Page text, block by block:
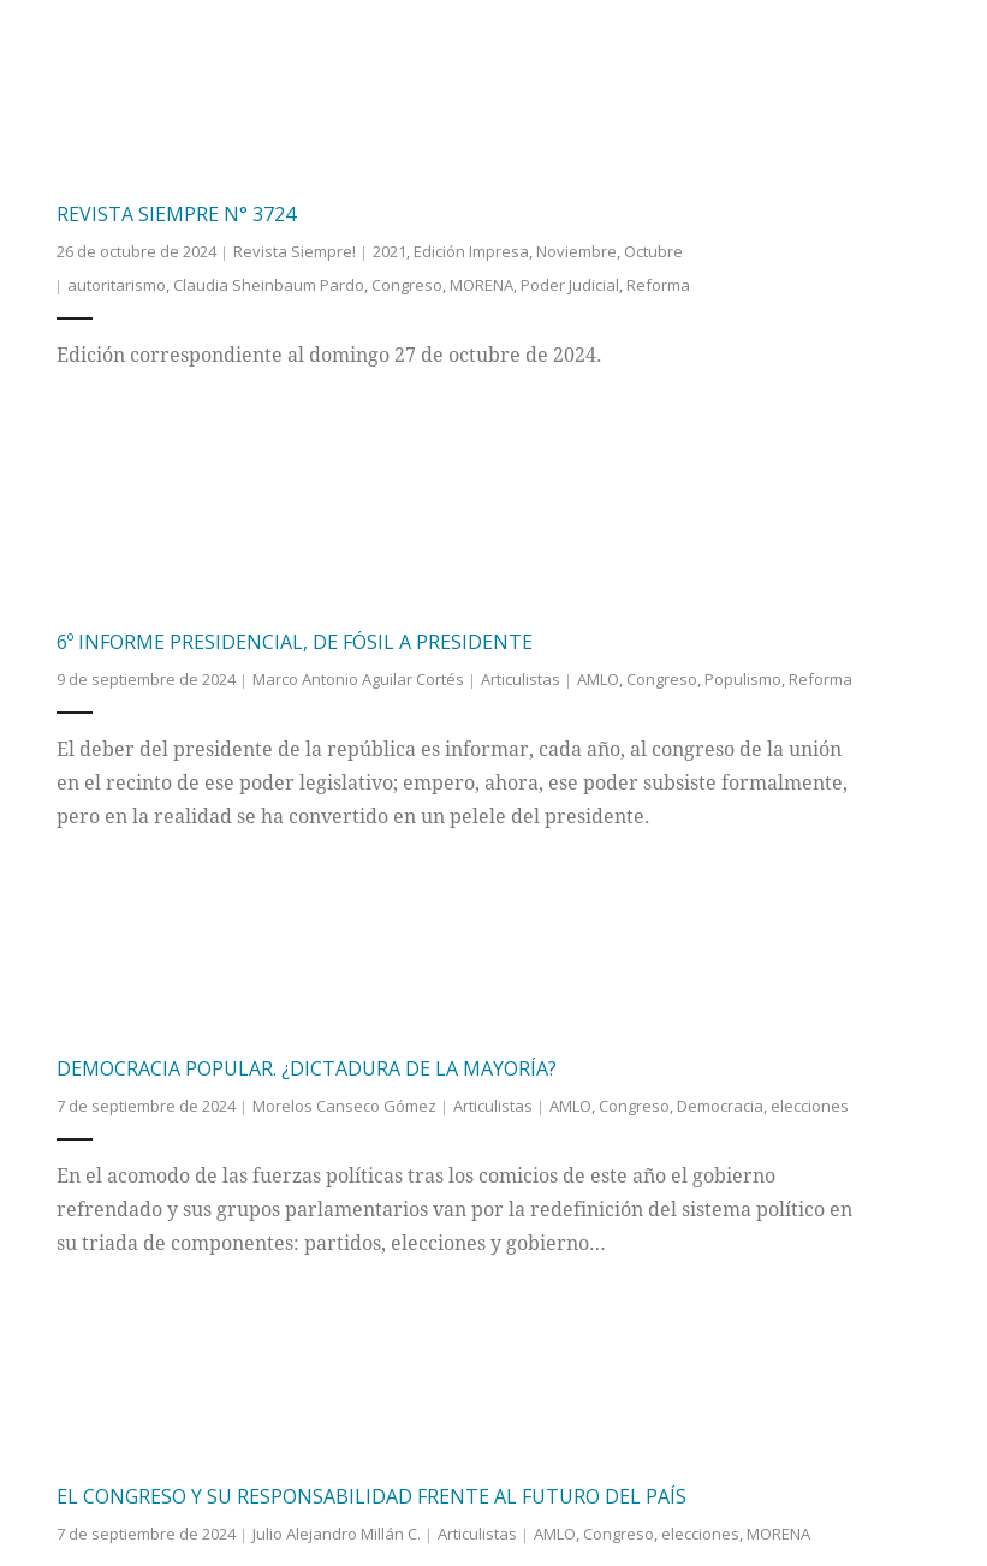
REVISTA SIEMPRE N° 3724
26 de octubre de 2024 Revista Siempre! 2021, Edición Impresa, Noviembre, Octubre
autoritarismo, Claudia Sheinbaum Pardo, Congreso, MORENA, Poder Judicial, Reforma
Edición correspondiente al domingo 27 de octubre de 2024.
6º INFORME PRESIDENCIAL, DE FÓSIL A PRESIDENTE
9 de septiembre de 2024 Marco Antonio Aguilar Cortés Articulistas AMLO, Congreso, Populismo, Reforma
El deber del presidente de la república es informar, cada año, al congreso de la unión
en el recinto de ese poder legislativo; empero, ahora, ese poder subsiste formalmente,
pero en la realidad se ha convertido en un pelele del presidente.
DEMOCRACIA POPULAR. ¿DICTADURA DE LA MAYORÍA?
7 de septiembre de 2024 Morelos Canseco Gómez Articulistas AMLO, Congreso, Democracia, elecciones
En el acomodo de las fuerzas políticas tras los comicios de este año el gobierno
refrendado y sus grupos parlamentarios van por la redefinición del sistema político en
su triada de componentes: partidos, elecciones y gobierno…
EL CONGRESO Y SU RESPONSABILIDAD FRENTE AL FUTURO DEL PAÍS
7 de septiembre de 2024 Julio Alejandro Millán C. Articulistas AMLO, Congreso, elecciones, MORENA